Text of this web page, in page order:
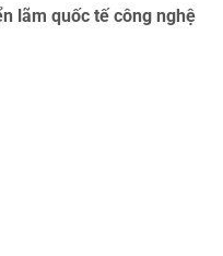
lãm quốc tế công nghệ